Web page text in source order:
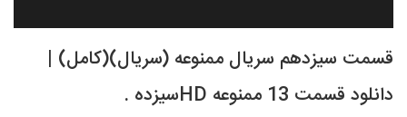
قسمت سیزدهم سریال ممنوعه (سریال)(کامل) |
دانلود قسمت 13 ممنوعه HDسیزده .